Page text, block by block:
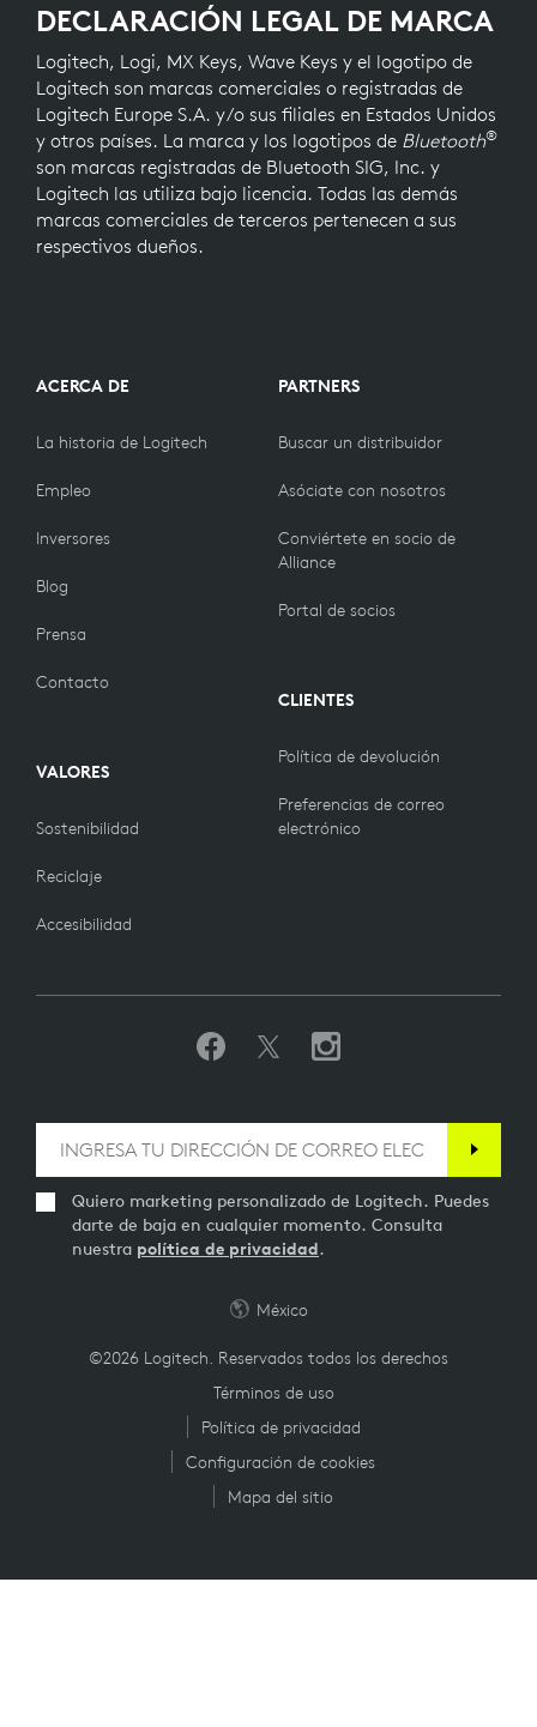
DECLARACIÓN LEGAL DE MARCA
Logitech, Logi, MX Keys, Wave Keys y el logotipo de
Logitech son marcas comerciales o registradas de
Logitech Europe S.A. y/o sus filiales en Estados Unidos
y otros países. La marca y los logotipos de Bluetooth®
son marcas registradas de Bluetooth SIG, Inc. y
Logitech las utiliza bajo licencia. Todas las demás
marcas comerciales de terceros pertenecen a sus
respectivos dueños.
ACERCA DE
La historia de Logitech
Empleo
Inversores
Blog
Prensa
Contacto
VALORES
Sostenibilidad
Reciclaje
Accesibilidad
PARTNERS
Buscar un distribuidor
Asóciate con nosotros
Conviértete en socio de
Alliance
Portal de socios
CLIENTES
Política de devolución
Preferencias de correo
electrónico
Quiero marketing personalizado de Logitech. Puedes
darte de baja en cualquier momento. Consulta
nuestra política de privacidad.
©2026 Logitech. Reservados todos los derechos
Términos de uso
Política de privacidad
Configuración de cookies
Mapa del sitio
México